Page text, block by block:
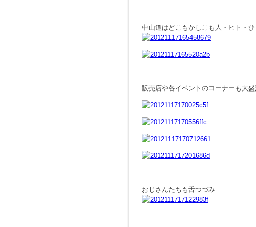
中山道はどこもかしこも人・ヒト・ひ
販売店や各イベントのコーナーも大盛
おじさんたちも舌つづみ